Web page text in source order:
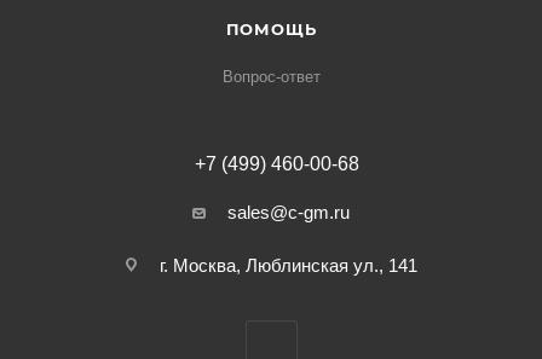
ПОМОЩЬ
Вопрос-ответ
+7 (499) 460-00-68
sales@c-gm.ru
г. Москва, Люблинская ул., 141